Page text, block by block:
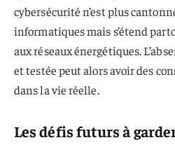
cybersécurité n’est plus
informatiques mais s’étend
aux réseaux énergétiques.
et testée peut alors avoir des
dans la vie réelle.
Les défis futurs à